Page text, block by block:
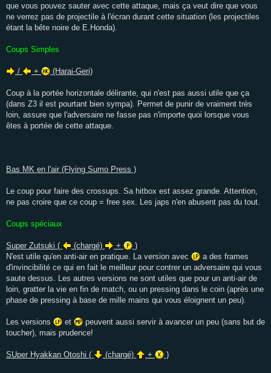
que vous pouvez sauter avec cette attaque, mais ça veut dire que vous
ne verrez pas de projectile à l'écran durant cette situation (les projectiles
étant la bête noire de E.Honda).
Coups Simples
/ + (Harai-Geri)
Coup à la portée horizontale délirante, qui n'est pas aussi utile que ça
(dans Z3 il est pourtant bien sympa). Permet de punir de vraiment très
loin, assure que l'adversaire ne fasse pas n'importe quoi lorsque vous
êtes à portée de cette attaque.
Bas MK en l'air (Flying Sumo Press )
Le coup pour faire des crossups. Sa hitbox est assez grande. Attention,
ne pas croire que ce coup = free sex. Les japs n'en abusent pas du tout.
Coups spéciaux
Super Zutsuki ( (chargé) +
)
N'est utile qu'en anti-air en pratique. La version avec
a des frames
d'invincibilité ce qui en fait le meilleur pour contrer un adversaire qui vous
saute dessus. Les autres versions ne sont utiles que pour un anti-air de
loin, gratter la vie en fin de match, ou un pressing dans le coin (après une
phase de pressing à base de mille mains qui vous éloignent un peu).
Les versions et
peuvent aussi servir à avancer un peu (sans but de
toucher), mais prudence!
SUper Hyakkan Otoshi ( (chargé) + )